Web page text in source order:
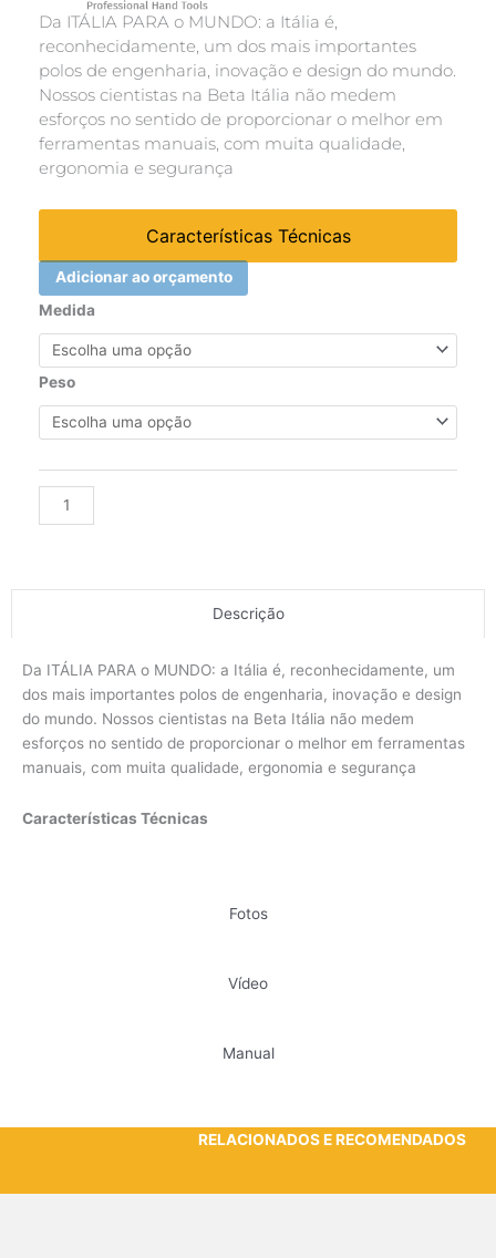
Da ITÁLIA PARA o MUNDO: a Itália é,
reconhecidamente, um dos mais importantes
polos de engenharia, inovação e design do mundo.
Nossos cientistas na Beta Itália não medem
esforços no sentido de proporcionar o melhor em
ferramentas manuais, com muita qualidade,
ergonomia e segurança
Características Técnicas
Adicionar ao orçamento
Medida
Peso
PORTA-
MACHOS
COM
CATRACA
REVERSÍVEL
(VIRA-
quantidade
Descrição
Fotos
Vídeo
Manual
Da ITÁLIA PARA o MUNDO: a Itália é, reconhecidamente, um
dos mais importantes polos de engenharia, inovação e design
do mundo. Nossos cientistas na Beta Itália não medem
esforços no sentido de proporcionar o melhor em ferramentas
manuais, com muita qualidade, ergonomia e segurança
Características Técnicas
RELACIONADOS E RECOMENDADOS